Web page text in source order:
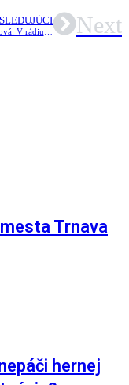
Next
Trnava
hernej